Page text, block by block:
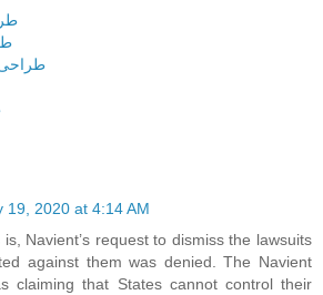
طراحی
19, 2020 at 4:14 AM
Navient’s request to dismiss the lawsuits
against them was denied. The Navient
claiming that States cannot control their